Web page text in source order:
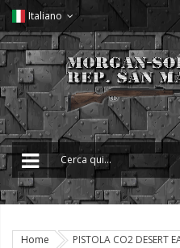
Italiano
Home PISTOLA CO2 DESERT